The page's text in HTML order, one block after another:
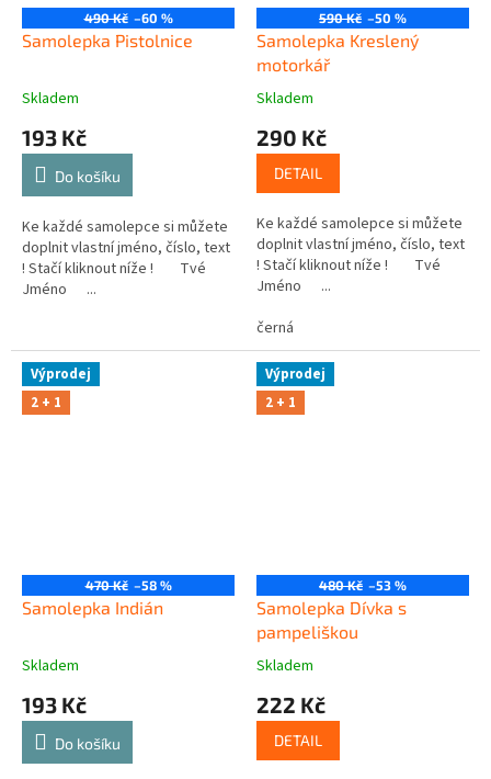
490 Kč –60 %
Samolepka Pistolnice
Skladem
193 Kč
Do košíku
Ke každé samolepce si můžete
doplnit vlastní jméno, číslo, text
! Stačí kliknout níže ! Tvé
Jméno ...
590 Kč –50 %
Samolepka Kreslený
motorkář
Skladem
290 Kč
DETAIL
Ke každé samolepce si můžete
doplnit vlastní jméno, číslo, text
! Stačí kliknout níže ! Tvé
Jméno ...
černá
Výprodej
2 + 1
470 Kč –58 %
Samolepka Indián
Skladem
193 Kč
Do košíku
Výprodej
2 + 1
480 Kč –53 %
Samolepka Dívka s
pampeliškou
Skladem
222 Kč
DETAIL